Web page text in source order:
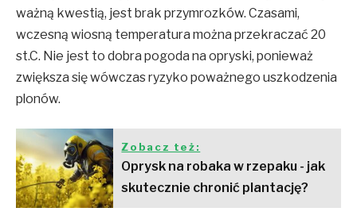
ważną kwestią, jest brak przymrozków. Czasami,
wczesną wiosną temperatura można przekraczać 20
st.C. Nie jest to dobra pogoda na opryski, ponieważ
zwiększa się wówczas ryzyko poważnego uszkodzenia
plonów.
Zobacz też:
Oprysk na robaka w rzepaku - jak
skutecznie chronić plantację?